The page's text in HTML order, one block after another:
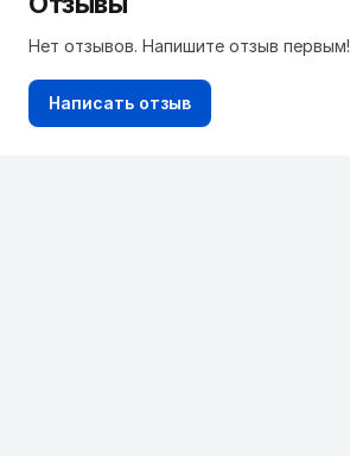
Нет отзывов. Напишите отзыв первым!
Написать отзыв